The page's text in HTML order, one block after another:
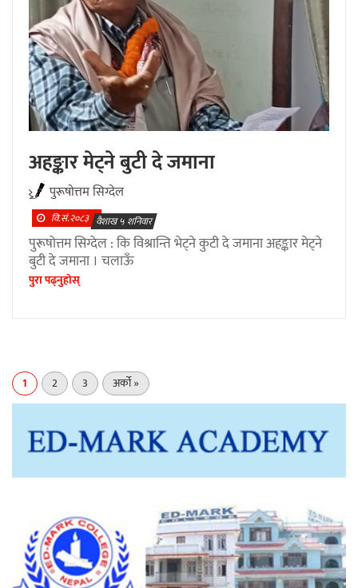
अहङ्कार मेट्ने बुटी दे जमाना
पुरूषाेत्तम सिग्देल
वि.सं.२०८३ वैशाख ५ शनिवार
पुरूषाेत्तम सिग्देल : कि विश्रान्ति भेट्ने कुटी दे जमाना अहङ्कार मेट्ने
बुटी दे जमाना । चलाऊँ
पुरा पढ्नुहाेस्
1 2 3 अर्को »